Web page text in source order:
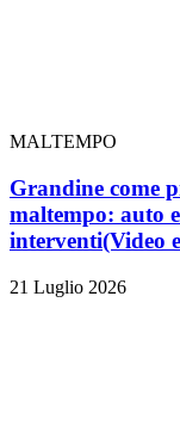
MALTEMPO
Grandine come
maltempo: auto
interventi(Video
21 Luglio 2026